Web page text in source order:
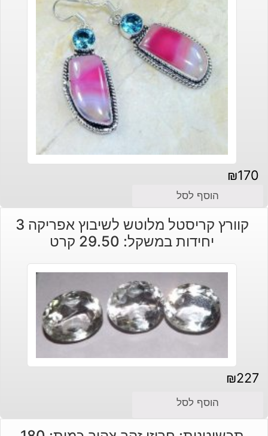
₪170
הוסף לסל
קוורץ קריסטל מלוטש לשיבוץ אפריקה 3
יחידות במשקל: 29.50 קרט
₪227
הוסף לסל